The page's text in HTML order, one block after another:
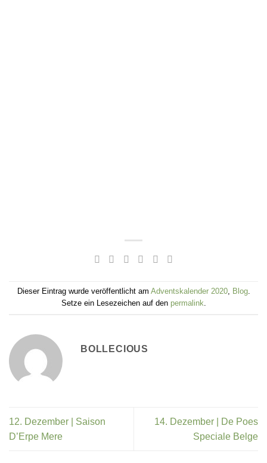
Dieser Eintrag wurde veröffentlicht am Adventskalender 2020, Blog.
Setze ein Lesezeichen auf den permalink.
BOLLECIOUS
12. Dezember | Saison
D’Erpe Mere
14. Dezember | De Poes
Speciale Belge